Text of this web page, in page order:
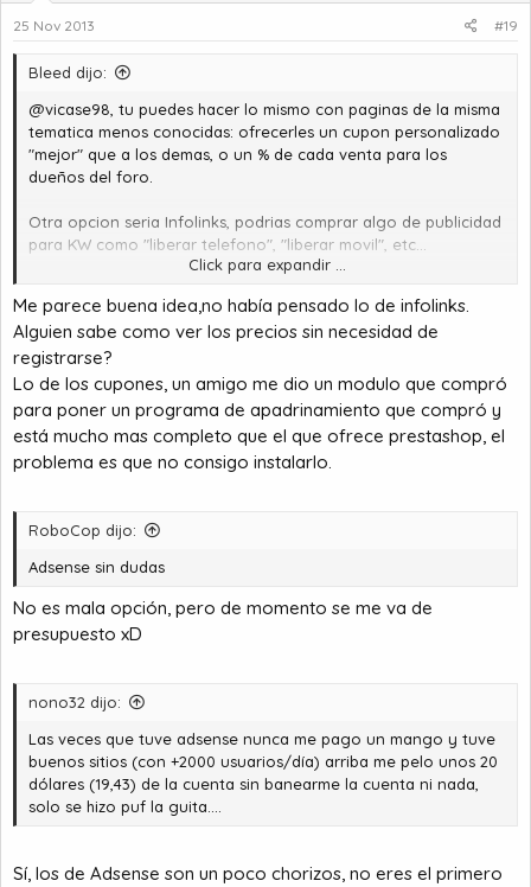
25 Nov 2013 #19
Bleed dijo:
@vicase98, tu puedes hacer lo mismo con paginas de la misma
tematica menos conocidas: ofrecerles un cupon personalizado
"mejor" que a los demas, o un % de cada venta para los
dueños del foro.
Otra opcion seria Infolinks, podrias comprar algo de publicidad
para KW como "liberar telefono", "liberar movil", etc...
Click para expandir ...
Me parece buena idea,no había pensado lo de infolinks.
Alguien sabe como ver los precios sin necesidad de
registrarse?
Lo de los cupones, un amigo me dio un modulo que compró
para poner un programa de apadrinamiento que compró y
está mucho mas completo que el que ofrece prestashop, el
problema es que no consigo instalarlo.
RoboCop dijo:
Adsense sin dudas
No es mala opción, pero de momento se me va de
presupuesto xD
nono32 dijo:
Las veces que tuve adsense nunca me pago un mango y tuve
buenos sitios (con +2000 usuarios/día) arriba me pelo unos 20
dólares (19,43) de la cuenta sin banearme la cuenta ni nada,
solo se hizo puf la guita....
Sí, los de Adsense son un poco chorizos, no eres el primero